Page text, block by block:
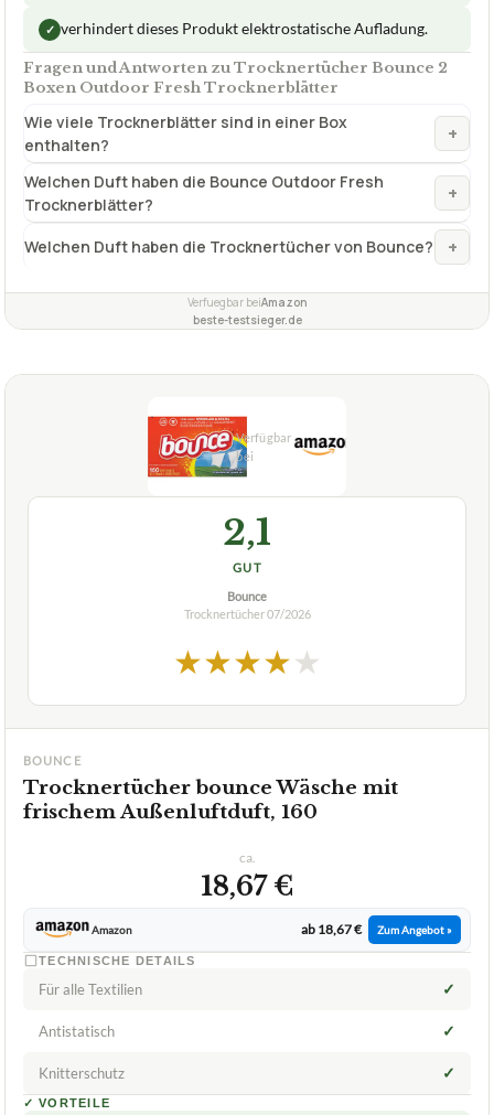
✓ verhindert dieses Produkt elektrostatische Aufladung.
Fragen und Antworten zu Trocknertücher Bounce 2
Boxen Outdoor Fresh Trocknerblätter
Wie viele Trocknerblätter sind in einer Box
enthalten?
+
Welchen Duft haben die Bounce Outdoor Fresh
Trocknerblätter?
+
Welchen Duft haben die Trocknertücher von Bounce? +
Verfuegbar beiAmazon
beste-testsieger.de
2,1
GUT
Bounce
Trocknertücher07/2026
★★★★★
BOUNCE
Trocknertücher bounce Wäsche mit
frischem Außenluftduft, 160
ca.
18,67 €
Amazon ab 18,67 € Zum Angebot »
TECHNISCHE DETAILS
Für alle Textilien ✓
Antistatisch ✓
Knitterschutz ✓
✓ VORTEILE